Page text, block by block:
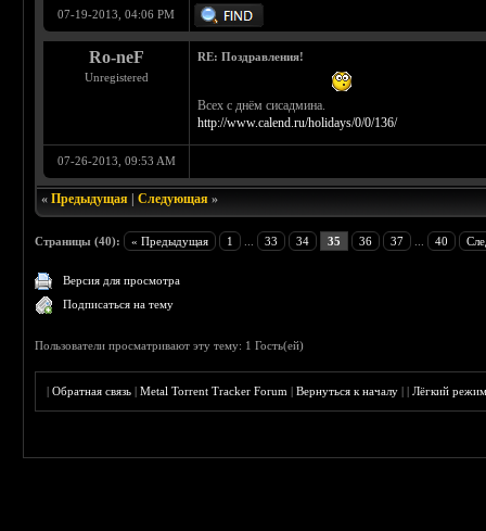
07-19-2013, 04:06 PM
Ro-neF
Unregistered
RE: Поздравления!
Всех с днём сисадмина.
http://www.calend.ru/holidays/0/0/136/
07-26-2013, 09:53 AM
«Предыдущая |Следующая »
Страницы (40): « Предыдущая 1 33 34 35 36 37 40
Версия для просмотра
Подписаться на тему
Пользователи просматривают эту тему: 1 Гость(ей)
|Обратная связь |Metal Torrent Tracker Forum |Вернуться к началу ||Лёгкий